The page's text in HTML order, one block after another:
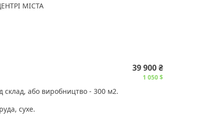
МІСТА
39 900 ₴
1 050 $
склад, або виробництво - 300 м2.
сухе.